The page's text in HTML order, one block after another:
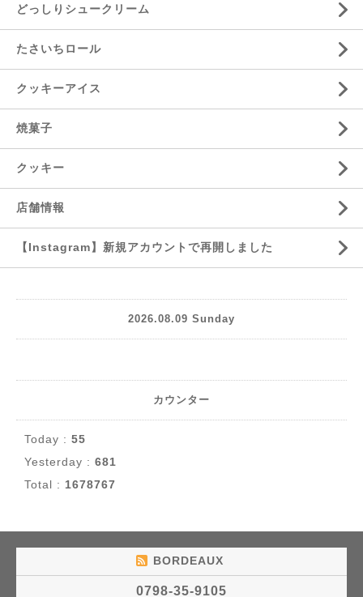
どっしりシュークリーム
たさいちロール
クッキーアイス
焼菓子
クッキー
店舗情報
【Instagram】新規アカウントで再開しました
2026.08.09 Sunday
カウンター
Today : 55
Yesterday : 681
Total : 1678767
BORDEAUX
0798-35-9105